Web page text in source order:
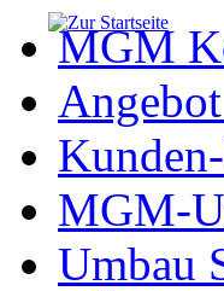
MGM
MGM-
Umbau